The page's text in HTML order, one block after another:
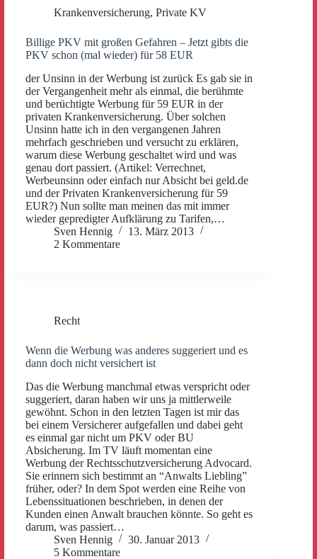
Krankenversicherung, Private KV
Billige PKV mit großen Gefahren – Jetzt gibts die
PKV schon (mal wieder) für 58 EUR
der Unsinn in der Werbung ist zurück Es gab sie in
der Vergangenheit mehr als einmal, die berühmte
und berüchtigte Werbung für 59 EUR in der
privaten Krankenversicherung. Über solchen
Unsinn hatte ich in den vergangenen Jahren
mehrfach geschrieben und versucht zu erklären,
warum diese Werbung geschaltet wird und was
genau dort passiert. (Artikel: Verrechnet,
Werbeunsinn oder einfach nur Absicht bei geld.de
und der Privaten Krankenversicherung für 59
EUR?) Nun sollte man meinen das mit immer
wieder gepredigter Aufklärung zu Tarifen,…
Sven Hennig
13. März 2013
2 Kommentare
Recht
Wenn die Werbung was anderes suggeriert und es
dann doch nicht versichert ist
Das die Werbung manchmal etwas verspricht oder
suggeriert, daran haben wir uns ja mittlerweile
gewöhnt. Schon in den letzten Tagen ist mir das
bei einem Versicherer aufgefallen und dabei geht
es einmal gar nicht um PKV oder BU
Absicherung. Im TV läuft momentan eine
Werbung der Rechtsschutzversicherung Advocard.
Sie erinnern sich bestimmt an “Anwalts Liebling”
früher, oder? In dem Spot werden eine Reihe von
Lebenssituationen beschrieben, in denen der
Kunden einen Anwalt brauchen könnte. So geht es
darum, was passiert…
Sven Hennig
30. Januar 2013
5 Kommentare